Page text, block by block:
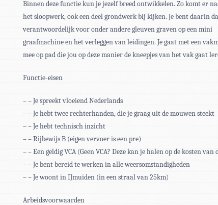
Binnen deze functie kun je jezelf breed ontwikkelen. Zo komt er
het sloopwerk, ook een deel grondwerk bij kijken. Je bent daarin
verantwoordelijk voor onder andere gleuven graven op een mini
graafmachine en het verleggen van leidingen. Je gaat met een
mee op pad die jou op deze manier de kneepjes van het vak gaat
Functie-eisen
– – Je spreekt vloeiend Nederlands
– – Je hebt twee rechterhanden, die je graag uit de mouwen steekt
– – Je hebt technisch inzicht
– – Rijbewijs B (eigen vervoer is een pre)
– – Een geldig VCA (Geen VCA? Deze kan je halen op de kosten van
– – Je bent bereid te werken in alle weersomstandigheden
– – Je woont in IJmuiden (in een straal van 25km)
Arbeidsvoorwaarden